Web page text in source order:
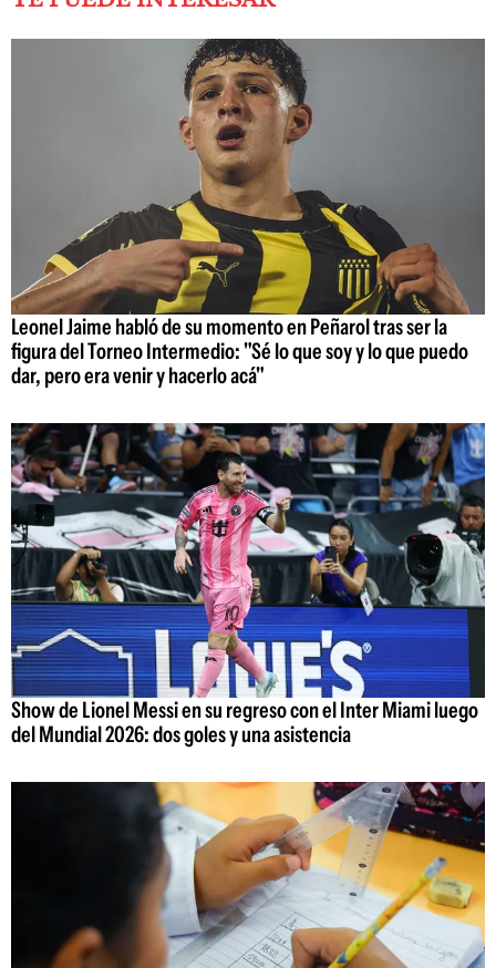
Leonel Jaime habló de su momento en Peñarol tras ser la
figura del Torneo Intermedio: "Sé lo que soy y lo que puedo
dar, pero era venir y hacerlo acá"
Show de Lionel Messi en su regreso con el Inter Miami luego
del Mundial 2026: dos goles y una asistencia